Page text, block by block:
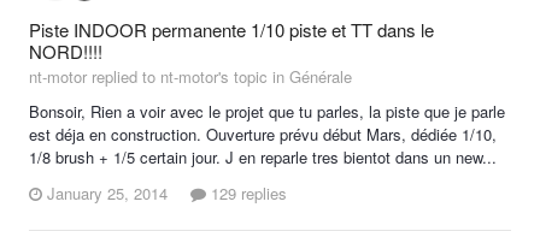
Piste INDOOR permanente 1/10 piste et TT dans le
NORD!!!!
nt-motor replied to nt-motor's topic in Générale
Bonsoir, Rien a voir avec le projet que tu parles, la piste que je parle
est déja en construction. Ouverture prévu début Mars, dédiée 1/10,
1/8 brush + 1/5 certain jour. J en reparle tres bientot dans un new...
January 25, 2014
129 replies